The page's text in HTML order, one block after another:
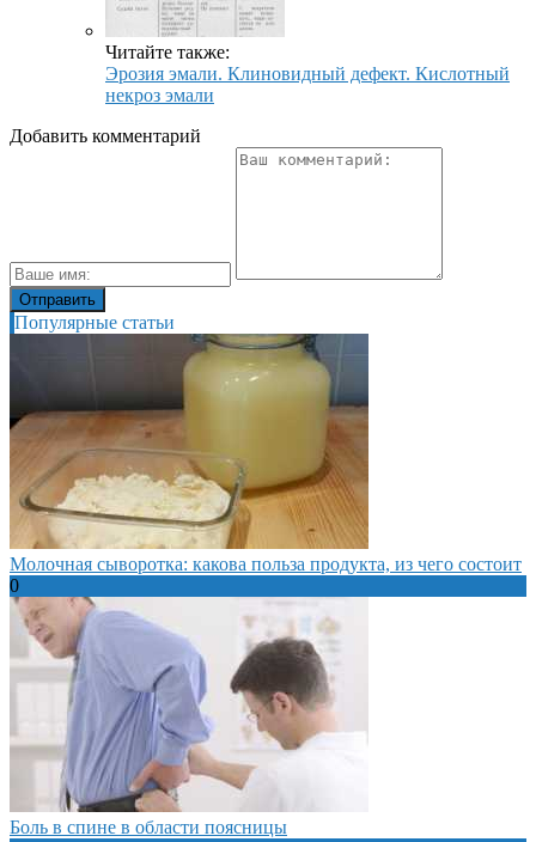
Читайте также:
Эрозия эмали. Клиновидный дефект. Кислотный
некроз эмали
Добавить комментарий
Популярные статьи
Молочная сыворотка: какова польза продукта, из чего состоит
0
Боль в спине в области поясницы